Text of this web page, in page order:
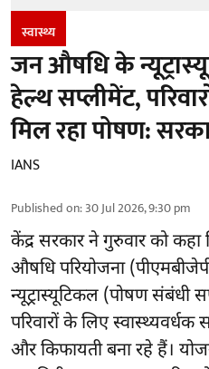
स्वास्थ्य
जन औषधि के
हेल्थ सप्लीमेंट,
मिल रहा पोषण:
IANS
Published on:30 Jul 2026, 9:30 pm
केंद्र सरकार ने गुरुवार को कहा
औषधि परियोजना
न्यूट्रास्यूटिकल (पोषण संबंधी
परिवारों के लिए
और किफायती बना रहे हैं।